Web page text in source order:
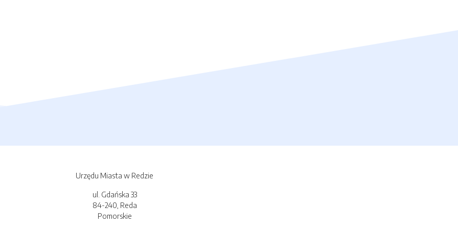
Urzędu Miasta w Redzie
ul. Gdańska 33
84-240, Reda
Pomorskie